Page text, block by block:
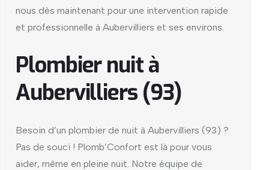
nous dès maintenant pour une intervention rapide
et professionnelle à Aubervilliers et ses environs.
Plombier nuit à
Aubervilliers (93)
Besoin d’un plombier de nuit à Aubervilliers (93) ?
Pas de souci ! Plomb’Confort est là pour vous
aider, même en pleine nuit. Notre équipe de